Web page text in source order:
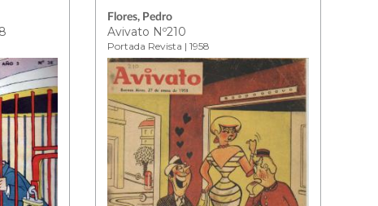
Flores, Pedro
Avivato Nº210
Portada Revista | 1958